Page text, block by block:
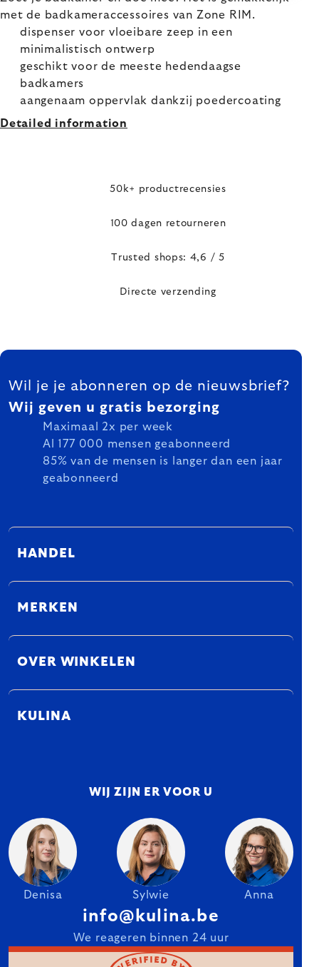
met de badkameraccessoires van Zone RIM.
dispenser voor vloeibare zeep in een
minimalistisch ontwerp
geschikt voor de meeste hedendaagse
badkamers
aangenaam oppervlak dankzij poedercoating
Detailed information
50k+ productrecensies
100 dagen retourneren
Trusted shops: 4,6 / 5
Directe verzending
FOOTER
Wil je je abonneren op de nieuwsbrief?
Wij geven u gratis bezorging
Maximaal 2x per week
Al 177 000 mensen geabonneerd
85% van de mensen is langer dan een jaar
geabonneerd
HANDEL
MERKEN
OVER WINKELEN
KULINA
WIJ ZIJN ER VOOR U
Denisa Sylwie Anna
info@kulina.be
We reageren binnen 24 uur